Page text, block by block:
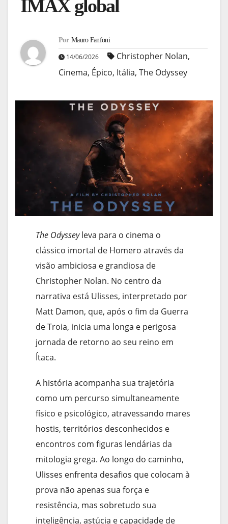
IMAX global
Por Mauro Fanfoni
14/06/2026 Christopher Nolan,
Cinema, Épico, Itália, The Odyssey
The Odysseyleva para o cinema o
clássico imortal de Homero através da
visão ambiciosa e grandiosa de
Christopher Nolan. No centro da
narrativa está Ulisses, interpretado por
Matt Damon, que, após o fim da Guerra
de Troia, inicia uma longa e perigosa
jornada de retorno ao seu reino em
Ítaca.
A história acompanha sua trajetória
como um percurso simultaneamente
físico e psicológico, atravessando mares
hostis, territórios desconhecidos e
encontros com figuras lendárias da
mitologia grega. Ao longo do caminho,
Ulisses enfrenta desafios que colocam à
prova não apenas sua força e
resistência, mas sobretudo sua
inteligência, astúcia e capacidade de